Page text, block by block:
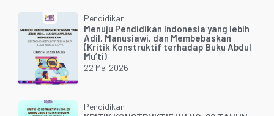
Pendidikan
Menuju Pendidikan Indonesia yang lebih
Adil, Manusiawi, dan Membebaskan
(Kritik Konstruktif terhadap Buku Abdul
Mu’ti)
22 Mei 2026
Pendidikan